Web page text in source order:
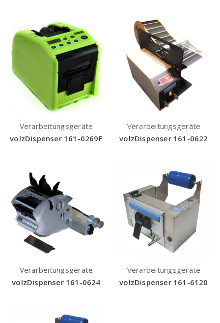
Verarbeitungsgeräte
volzDispenser 161-0269F
Verarbeitungsgeräte
volzDispenser 161-0622
Verarbeitungsgeräte
volzDispenser 161-0624
Verarbeitungsgeräte
volzDispenser 161-6120